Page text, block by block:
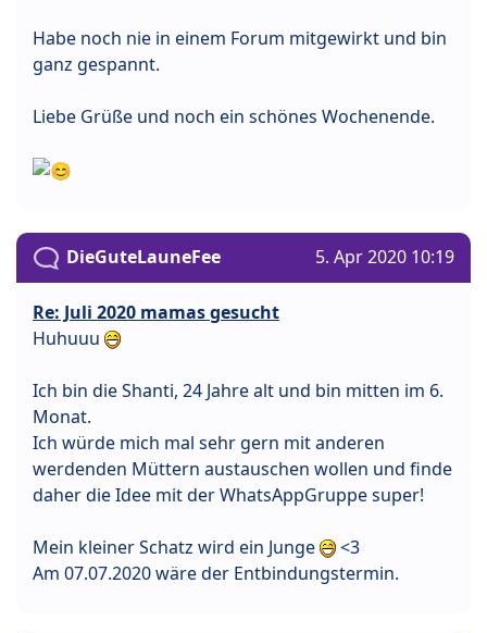
Habe noch nie in einem Forum mitgewirkt und bin
ganz gespannt.
Liebe Grüße und noch ein schönes Wochenende.
DieGuteLauneFee 5. Apr 2020 10:19
Re: Juli 2020 mamas gesucht
Huhuuu
Ich bin die Shanti, 24 Jahre alt und bin mitten im 6.
Monat.
Ich würde mich mal sehr gern mit anderen
werdenden Müttern austauschen wollen und finde
daher die Idee mit der WhatsAppGruppe super!
Mein kleiner Schatz wird ein Junge
<3
Am 07.07.2020 wäre der Entbindungstermin.